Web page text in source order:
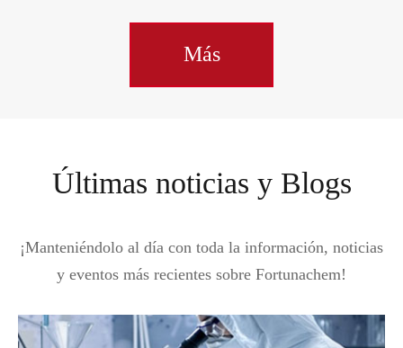
Más
Últimas noticias y Blogs
¡Manteniéndolo al día con toda la información, noticias
y eventos más recientes sobre Fortunachem!